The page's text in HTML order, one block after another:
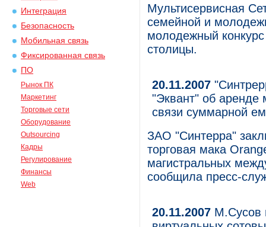
Интеграция
Безопасность
Мобильная связь
Фиксированная связь
ПО
Рынок ПК
Маркетинг
Торговые сети
Оборудование
Outsourcing
Кадры
Регулирование
Финансы
Web
Мультисервисная
семейной и
молодежный
столицы.
20.11.2007
"Эквант" об аренде
связи суммарной
ЗАО "Синтерра"
торговая мака
магистральных
сообщила пресс-
20.11.2007 М.Сусов